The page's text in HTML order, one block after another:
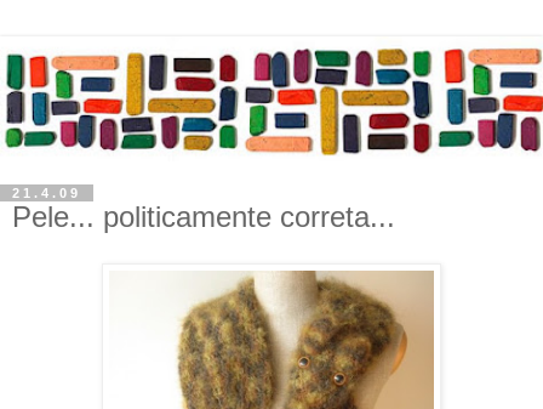
21.4.09
Pele... politicamente correta...